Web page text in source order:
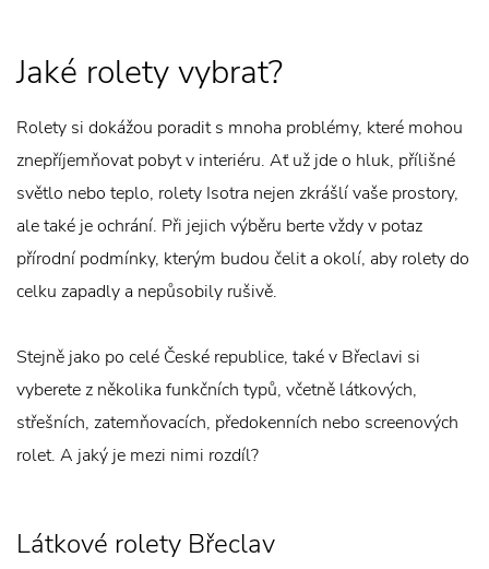
Jaké rolety vybrat?
Rolety si dokážou poradit s mnoha problémy, které mohou
znepříjemňovat pobyt v interiéru. Ať už jde o hluk, přílišné
světlo nebo teplo, rolety Isotra nejen zkrášlí vaše prostory,
ale také je ochrání. Při jejich výběru berte vždy v potaz
přírodní podmínky, kterým budou čelit a okolí, aby rolety do
celku zapadly a nepůsobily rušivě.
Stejně jako po celé České republice, také v Břeclavi si
vyberete z několika funkčních typů, včetně látkových,
střešních, zatemňovacích, předokenních nebo screenových
rolet. A jaký je mezi nimi rozdíl?
Látkové rolety Břeclav